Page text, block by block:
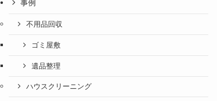
事例
不用品回収
ゴミ屋敷
遺品整理
ハウスクリーニング